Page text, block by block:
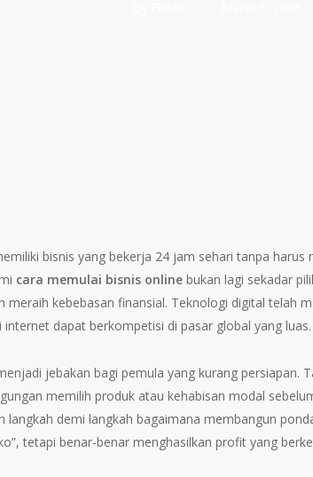
bisnis yang bekerja 24 jam sehari tanpa harus
cara memulai bisnis online bukan lagi sekadar
meraih kebebasan finansial. Teknologi digital telah
dapat berkompetisi di pasar global yang luas.
jebakan bagi pemula yang kurang persiapan.
memilih produk atau kehabisan modal
langkah demi langkah bagaimana membangun
tetapi benar-benar menghasilkan profit yang